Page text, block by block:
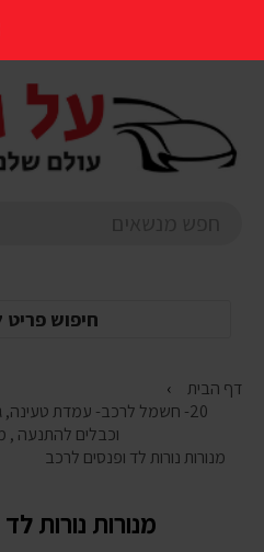
העמוד
חיפוש פריט
דף הבית
20- חשמל לרכב- עמדת טעינה,
וכבלים להתנעה ,
מנורות נורות לד ופנסים לרכב
מנורות נורות